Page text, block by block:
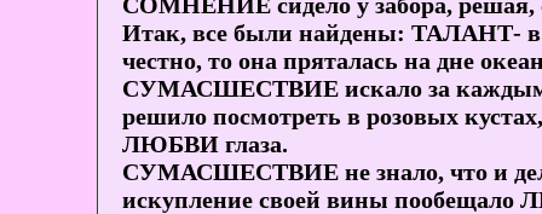
Итак, все были найдены: ТАЛАНТ- в
честно, то она пряталась на дне
СУМАСШЕСТВИЕ искало за каждым
решило посмотреть в розовых
ЛЮБВИ глаза.
СУМАСШЕСТВИЕ не знало, что и
искупление своей вины пообещало